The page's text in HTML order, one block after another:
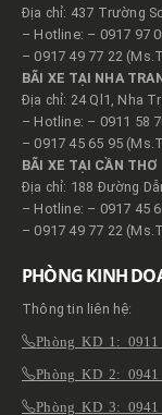
Địa chỉ: 437 Trường
– Hotline: – 0917 97
– 0917 49 77 22
BÃI XE TẠI NHA
Địa chỉ: 24 Ql1, Nha
– Hotline: – 0911 58
– 0917 45 65 95
BÃI XE TẠI CẦN THƠ
Địa chỉ: 188 Đường
– Hotline: – 0917 45
– 0917 49 77 22
PHÒNG KINH
Thông tin liên hệ:
Phòng KD 1:
Phòng KD 2:
Phòng KD 3: